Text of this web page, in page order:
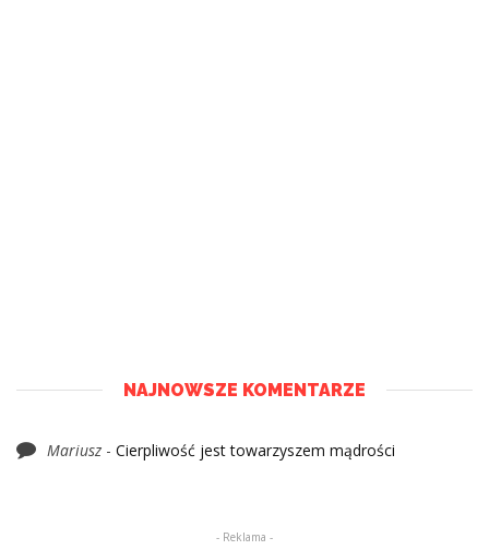
NAJNOWSZE KOMENTARZE
Mariusz - Cierpliwość jest towarzyszem mądrości
- Reklama -